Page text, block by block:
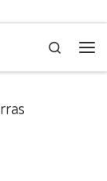
Search